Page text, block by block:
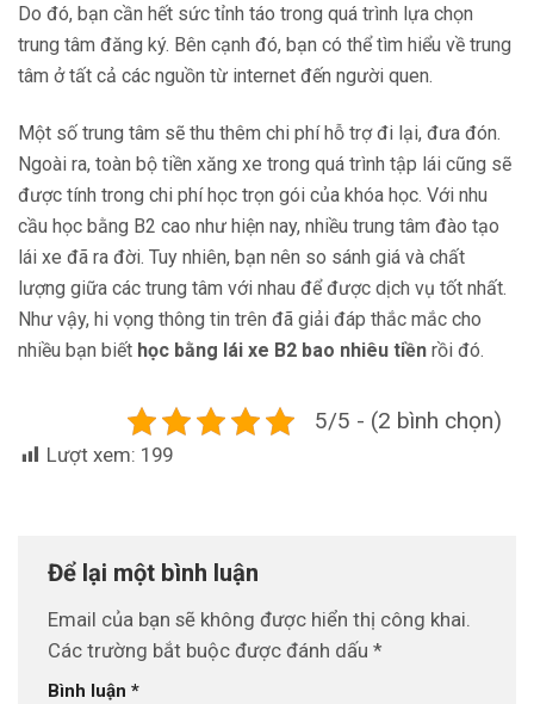
Do đó, bạn cần hết sức tỉnh táo trong quá trình lựa chọn
trung tâm đăng ký. Bên cạnh đó, bạn có thể tìm hiểu về trung
tâm ở tất cả các nguồn từ internet đến người quen.
Một số trung tâm sẽ thu thêm chi phí hỗ trợ đi lại, đưa đón.
Ngoài ra, toàn bộ tiền xăng xe trong quá trình tập lái cũng sẽ
được tính trong chi phí học trọn gói của khóa học. Với nhu
cầu học bằng B2 cao như hiện nay, nhiều trung tâm đào tạo
lái xe đã ra đời. Tuy nhiên, bạn nên so sánh giá và chất
lượng giữa các trung tâm với nhau để được dịch vụ tốt nhất.
Như vậy, hi vọng thông tin trên đã giải đáp thắc mắc cho
nhiều bạn biết học bằng lái xe B2 bao nhiêu tiền rồi đó.
5/5 - (2 bình chọn)
Lượt xem: 199
Để lại một bình luận
Email của bạn sẽ không được hiển thị công khai.
Các trường bắt buộc được đánh dấu *
Bình luận *